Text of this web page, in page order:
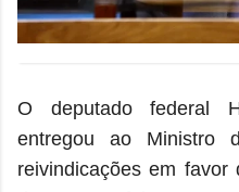
O deputado federal
entregou ao Ministro
reivindicações em favor